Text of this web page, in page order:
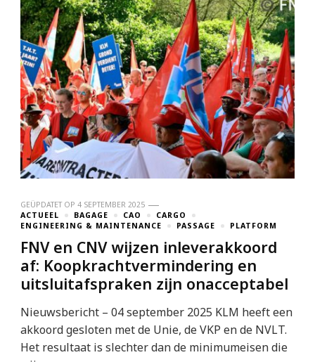
GEÜPDATET OP 4 SEPTEMBER 2025
ACTUEEL
BAGAGE CAO
CARGO
ENGINEERING & MAINTENANCE
PASSAGE PLATFORM
FNV en CNV wijzen inleverakkoord
af: Koopkrachtvermindering en
uitsluitafspraken zijn onacceptabel
Nieuwsbericht – 04 september 2025 KLM heeft een
akkoord gesloten met de Unie, de VKP en de NVLT.
Het resultaat is slechter dan de minimumeisen die